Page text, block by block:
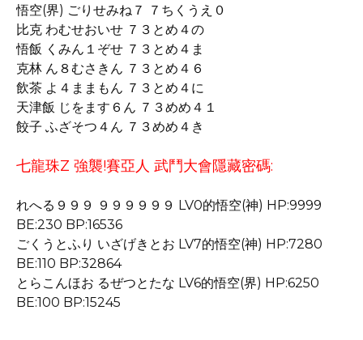
悟空(界) ごりせみね７ ７ちくうえ０
比克 わむせおいせ ７３とめ４の
悟飯 くみん１ぞせ ７３とめ４ま
克林 ん８むさきん ７３とめ４６
飲茶 よ４ままもん ７３とめ４に
天津飯 じをます６ん ７３めめ４１
餃子 ふざそつ４ん ７３めめ４き
七龍珠Z 強襲!賽亞人 武鬥大會隱藏密碼:
れへる９９９ ９９９９９９ LV0的悟空(神) HP:9999
BE:230 BP:16536
ごくうとふり いざげきとお LV7的悟空(神) HP:7280
BE:110 BP:32864
とらこんほお るぜつとたな LV6的悟空(界) HP:6250
BE:100 BP:15245